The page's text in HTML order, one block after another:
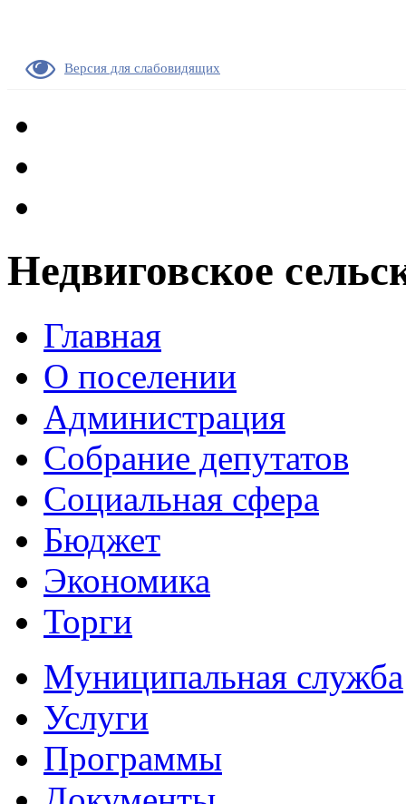
Версия для слабовидящих
Недвиговское
Главная
О поселении
Администрация
Собрание депутатов
Социальная сфера
Бюджет
Экономика
Торги
Муниципальная служба
Услуги
Программы